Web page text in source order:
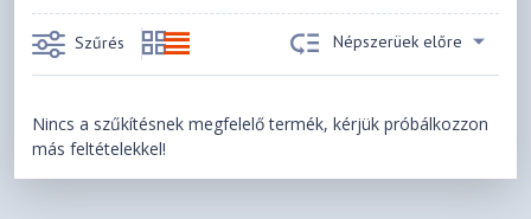
Szűrés Népszerüek előre
Nincs a szűkítésnek megfelelő termék, kérjük próbálkozzon
más feltételekkel!